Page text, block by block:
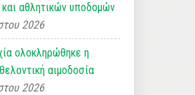
αθλητικών υποδομών
2026
ολοκληρώθηκε η
αιμοδοσία
2026